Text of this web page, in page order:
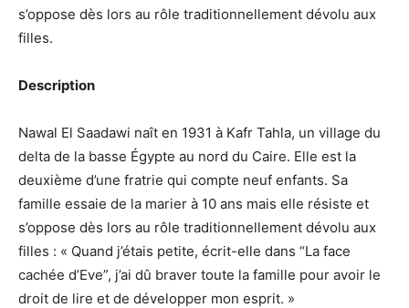
s’oppose dès lors au rôle traditionnellement dévolu aux
filles.
Description
Nawal El Saadawi naît en 1931 à Kafr Tahla, un village du
delta de la basse Égypte au nord du Caire. Elle est la
deuxième d’une fratrie qui compte neuf enfants. Sa
famille essaie de la marier à 10 ans mais elle résiste et
s’oppose dès lors au rôle traditionnellement dévolu aux
filles : « Quand j’étais petite, écrit-elle dans “La face
cachée d’Eve”, j’ai dû braver toute la famille pour avoir le
droit de lire et de développer mon esprit. »